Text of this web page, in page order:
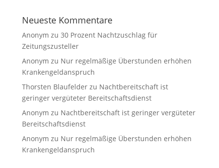
Neueste Kommentare
Anonym zu 30 Prozent Nachtzuschlag für
Zeitungszusteller
Anonym zu Nur regelmäßige Überstunden erhöhen
Krankengeldanspruch
Thorsten Blaufelderzu Nachtbereitschaft ist
geringer vergüteter Bereitschaftsdienst
Anonym zu Nachtbereitschaft ist geringer vergüteter
Bereitschaftsdienst
Anonym zu Nur regelmäßige Überstunden erhöhen
Krankengeldanspruch